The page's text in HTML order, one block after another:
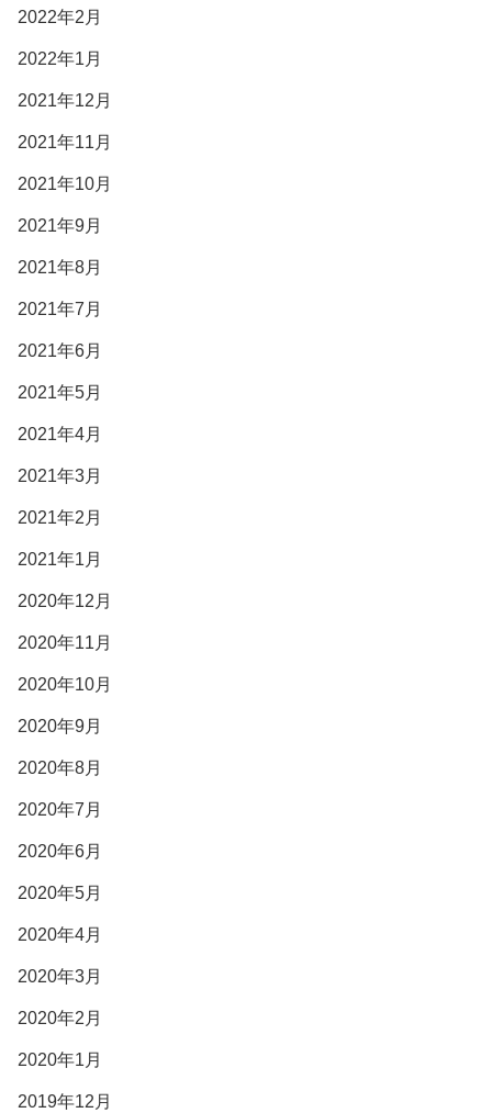
2022年2月
2022年1月
2021年12月
2021年11月
2021年10月
2021年9月
2021年8月
2021年7月
2021年6月
2021年5月
2021年4月
2021年3月
2021年2月
2021年1月
2020年12月
2020年11月
2020年10月
2020年9月
2020年8月
2020年7月
2020年6月
2020年5月
2020年4月
2020年3月
2020年2月
2020年1月
2019年12月